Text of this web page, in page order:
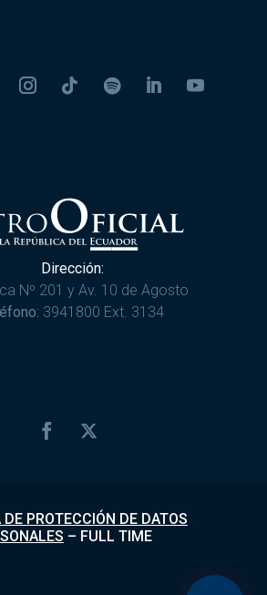
Dirección:
Nº 201 y Av. 10 de Agosto
3941800 Ext. 3134
PROTECCIÓN DE DATOS
– FULL TIME